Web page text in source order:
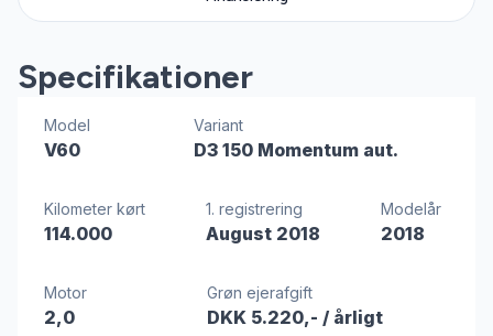
Specifikationer
Model
V60
Variant
D3 150 Momentum aut.
Kilometer kørt
114.000
1. registrering
August 2018
Modelår
2018
Motor
2,0
Grøn ejerafgift
DKK 5.220,- / årligt